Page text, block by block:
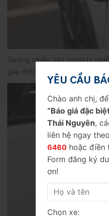
Gương chiếu hậu trang bị
gập điện, chỉnh điện, đèn
YÊU CẦU
Chào anh chị,
“Báo giá đặc
Thái Nguyên,
liên hệ ngay
6460 hoặc điền
Form đăng ký
ơn!
Chọn xe: